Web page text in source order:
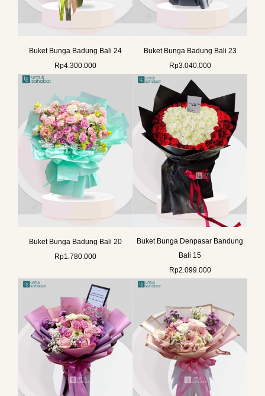
Buket Bunga Badung Bali 24
Rp4.300.000
Buket Bunga Badung Bali 23
Rp3.040.000
Buket Bunga Badung Bali 20
Rp1.780.000
Buket Bunga Denpasar Bandung
Bali 15
Rp2.099.000